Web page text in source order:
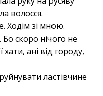
волосся.
Ходім зі мною.
Бо скоро нічого не
хати, ані від городу,
ластівчине